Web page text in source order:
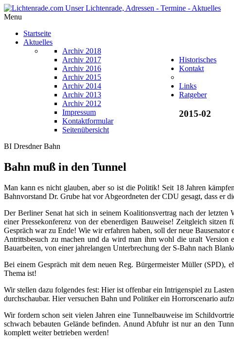
Menu
Startseite
Aktuelles
Archiv 2018
Archiv 2017
Archiv 2016
Archiv 2015
Archiv 2014
Archiv 2013
Archiv 2012
Historisches
Kontakt
Impressum
Kontaktformular
Seitenübersicht
Links
Ratgeber
BI Dresdner Bahn
Bahn muß in den Tunnel
Man kann es nicht glauben, aber so ist die Politik! Seit 18 Jahren
Bahnvorstand Dr. Grube hat vor Abgeordneten der CDU gesagt, dass er
Der Berliner Senat hat sich in seinem Koalitionsvertrag nach der
einer Pressekonferenz von der ebenerdigen Bauweise! Zeitgleich
Gespräch war zu Ende! Wie wir erfahren haben, soll der neue
Antrittsbesuch zu machen und da wird man ihm wohl die uralt
Bauarbeiten, von einer jahrelangen Unterbrechung der S-Bahn nach
Bei einem Gespräch mit dem neuen Reg. Bürgermeister Müller (SPD),
Thema ist!
Wir stellen dazu folgendes fest: Hier ist offenbar ein Intrigenspiel zu
durchschaubar. Hier versuchen Bahn und Politiker ein Horrorscenario
Wir fordern schon seit vielen Jahren eine Tunnelbauweise im
schwach bebauten Gelände befinden. Anund Abfuhr ist nur an den
komplett weiter betrieben werden!
2015-02